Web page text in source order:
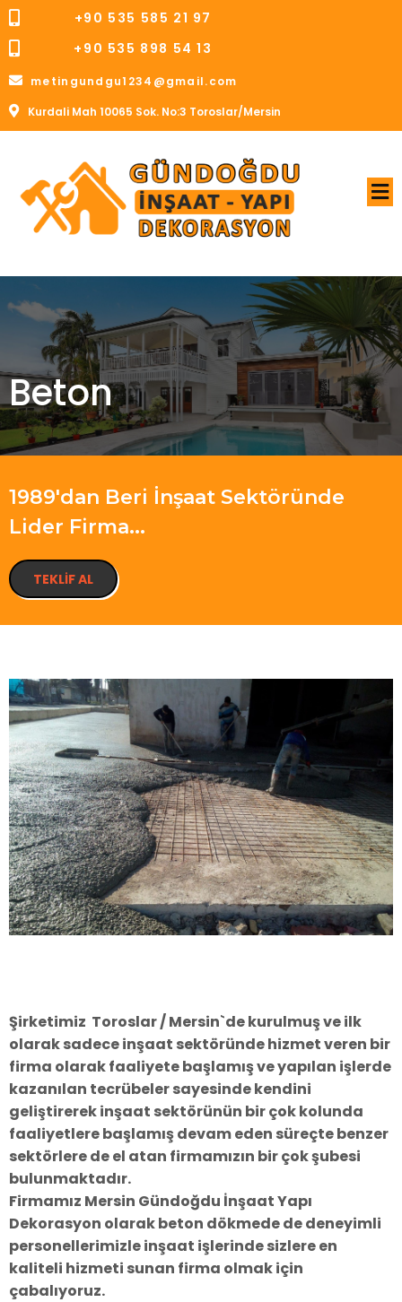
+90 535 585 21 97
+90 535 898 54 13
metingundgu1234@gmail.com
Kurdali Mah 10065 Sok. No:3 Toroslar/Mersin
Beton
1989'dan Beri İnşaat Sektöründe
Lider Firma...
TEKLIF AL
Şirketimiz Toroslar / Mersin`de kurulmuş ve ilk
olarak sadece inşaat sektöründe hizmet veren bir
firma olarak faaliyete başlamış ve yapılan işlerde
kazanılan tecrübeler sayesinde kendini
geliştirerek inşaat sektörünün bir çok kolunda
faaliyetlere başlamış devam eden süreçte benzer
sektörlere de el atan firmamızın bir çok şubesi
bulunmaktadır.
Firmamız Mersin Gündoğdu İnşaat Yapı
Dekorasyon olarak beton dökmede de deneyimli
personellerimizle inşaat işlerinde sizlere en
kaliteli hizmeti sunan firma olmak için
çabalıyoruz.